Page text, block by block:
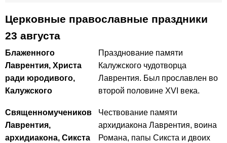
Церковные православные праздники
23 августа
Блаженного
Лаврентия, Христа
ради юродивого,
Калужского
Празднование памяти
Калужского чудотворца
Лаврентия. Был прославлен во
второй половине ХVI века.
Священномучеников
Лаврентия,
архидиакона, Сикста
Чествование памяти
архидиакона Лаврентия, воина
Романа, папы Сикста и двоих